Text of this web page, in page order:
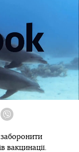
Viber
вакцинації.